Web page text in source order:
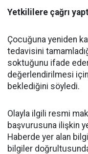
Yetkililere çağrı
Çocuğuna yeniden
tedavisini
soktuğunu ifade
değerlendirilmesi
beklediğini söyledi.
Olayla ilgili resmi
başvurusuna ilişkin
Haberde yer alan
bilgiler